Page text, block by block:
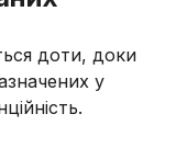
доти, доки
у